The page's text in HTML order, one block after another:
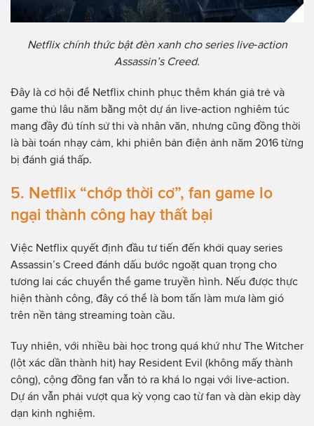
Netflix chính thức bật đèn xanh cho series live‑action
Assassin’s Creed.
Đây là cơ hội để Netflix chinh phục thêm khán giả trẻ và
game thủ lâu năm bằng một dự án live-action nghiêm túc
mang đầy đủ tính sử thi và nhân văn, nhưng cũng đồng thời
là bài toán nhạy cảm, khi phiên bản điện ảnh năm 2016 từng
bị đánh giá thấp.
5. Netflix “chớp thời cơ”, fan game lo
ngại thành công hay thất bại
Việc Netflix quyết định đầu tư tiến đến khởi quay series
Assassin’s Creed đánh dấu bước ngoặt quan trọng cho
tương lai các chuyển thể game truyền hình. Nếu được thực
hiện thành công, đây có thể là bom tấn làm mưa làm gió
trên nền tảng streaming toàn cầu.
Tuy nhiên, với nhiều bài học trong quá khứ như The Witcher
(lột xác dần thành hit) hay Resident Evil (không mấy thành
công), cộng đồng fan vẫn tỏ ra khá lo ngại với live-action.
Dự án vẫn phải vượt qua kỳ vọng cao từ fan và dàn ekip dày
dạn kinh nghiệm.